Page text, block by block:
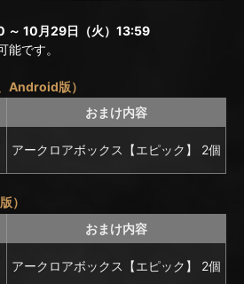
～ 10月29日（火）13:59
です。
Android版）
おまけ内容
アークロアボックス【エピック】 2個
）
おまけ内容
アークロアボックス【エピック】 2個